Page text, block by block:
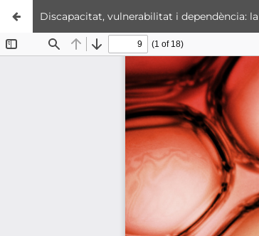
Discapacitat, vulnerabilitat i dependència: